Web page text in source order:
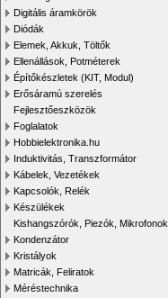
Digitális áramkörök
Diódák
Elemek, Akkuk, Töltők
Ellenállások, Potméterek
Építőkészletek (KIT, Modul)
Erősáramú szerelés
Fejlesztőeszközök
Foglalatok
Hobbielektronika.hu
Induktivitás, Transzformátor
Kábelek, Vezetékek
Kapcsolók, Relék
Készülékek
Kishangszórók, Piezók, Mikrofonok
Kondenzátor
Kristályok
Matricák, Feliratok
Méréstechnika